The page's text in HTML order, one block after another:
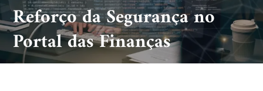
Reforço da Segurança no
Portal das Finanças